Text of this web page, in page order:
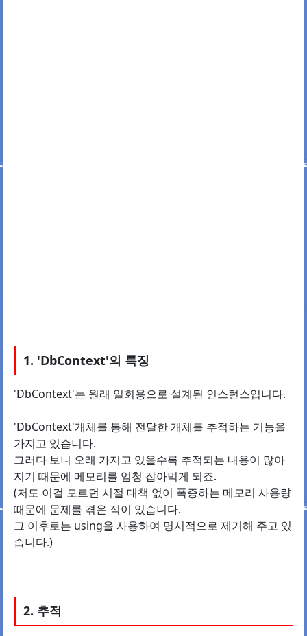
1. 'DbContext'의 특징
'DbContext'는 원래 일회용으로 설계된 인스턴스입니다.
'DbContext'개체를 통해 전달한 개체를 추적하는 기능을
가지고 있습니다.
그러다 보니 오래 가지고 있을수록 추적되는 내용이 많아
지기 때문에 메모리를 엄청 잡아먹게 되죠.
(저도 이걸 모르던 시절 대책 없이 폭증하는 메모리 사용량
때문에 문제를 겪은 적이 있습니다.
그 이후로는 using을 사용하여 명시적으로 제거해 주고 있
습니다.)
2. 추적